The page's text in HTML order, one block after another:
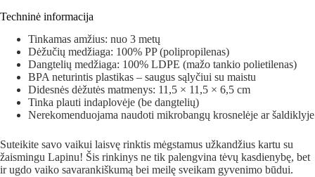
Techninė informacija
Tinkamas amžius: nuo 3 metų
Dėžučių medžiaga: 100% PP (polipropilenas)
Dangtelių medžiaga: 100% LDPE (mažo tankio polietilenas)
BPA neturintis plastikas – saugus sąlyčiui su maistu
Didesnės dėžutės matmenys: 11,5 × 11,5 × 6,5 cm
Tinka plauti indaplovėje (be dangtelių)
Nerekomenduojama naudoti mikrobangų krosnelėje ar šaldiklyje
Suteikite savo vaikui laisvę rinktis mėgstamus užkandžius kartu su
žaismingu Lapinu! Šis rinkinys ne tik palengvina tėvų kasdienybę, bet
ir ugdo vaiko savarankiškumą bei meilę sveikam gyvenimo būdui.